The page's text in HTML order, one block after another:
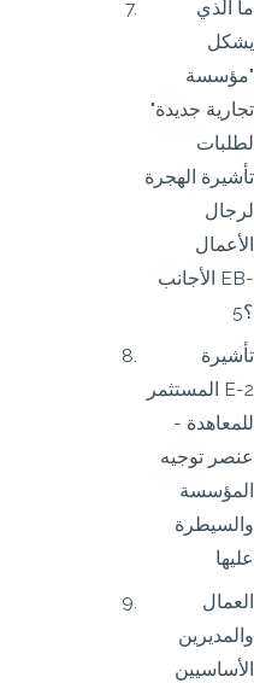
يشكل
"مؤسسة
تجارية جديدة"
لطلبات
تأشيرة الهجرة
لرجال
الأعمال
الأجانب EB-
5؟
المستثمر E-2
للمعاهدة -
عنصر توجيه
المؤسسة
والسيطرة
عليها
العمال
والمديرين
الأساسيين